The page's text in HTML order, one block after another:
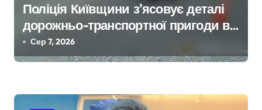
Поліція Київщини з’ясовує деталі
дорожньо-транспортної пригоди в
селі Щербаки за участю двох
неповнолітніх постраждалих
Сер 7, 2026